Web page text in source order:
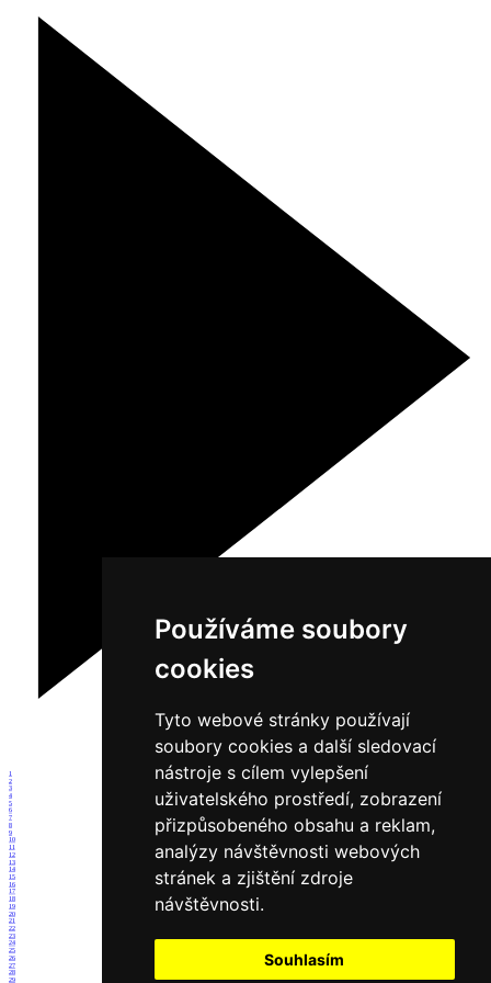
Používáme soubory
cookies
Tyto webové stránky používají
soubory cookies a další sledovací
nástroje s cílem vylepšení
uživatelského prostředí, zobrazení
přizpůsobeného obsahu a reklam,
analýzy návštěvnosti webových
stránek a zjištění zdroje
návštěvnosti.
Souhlasím
1
2
3
4
5
6
7
8
9
10
11
12
13
14
15
16
17
18
19
20
21
22
23
24
25
26
27
28
29